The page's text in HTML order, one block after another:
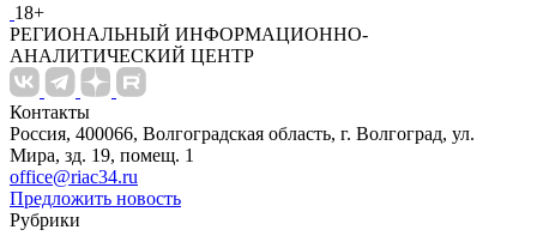
18+
РЕГИОНАЛЬНЫЙ ИНФОРМАЦИОННО-
АНАЛИТИЧЕСКИЙ ЦЕНТР
Контакты
Россия, 400066, Волгоградская область, г. Волгоград, ул.
Мира, зд. 19, помещ. 1
office@riac34.ru
Предложить новость
Рубрики